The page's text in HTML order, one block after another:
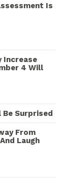
Is
Increase
4 Will
Be Surprised
From
Laugh